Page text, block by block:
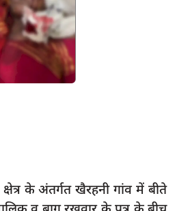
क्षेत्र के अंतर्गत खैरहनी गांव में बीते